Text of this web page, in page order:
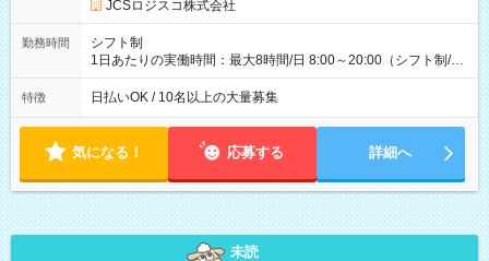
(日休み) ■月収80万円(43歳男性/墨田区在住)※元営業 1日200個
JCSロジスコ株式会社
勤務時間
シフト制
1日あたりの実働時間：最大8時間/日 8:00～20:00（シフト制/実
働8時間） ※週5日勤務（場所次第では週4も有り） ※配達状況
によって時間外での勤務可能性有り ※案件により多少の前後あ
特徴 日払いOK / 10名以上の大量募集
気になる！ 応募する 詳細へ
未読